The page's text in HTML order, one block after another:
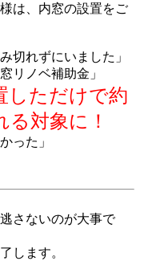
は、内窓の設置をご
切れずにいました」
リノベ補助金」
しただけで約
る対象に！
った」
さないのが大事で
します。